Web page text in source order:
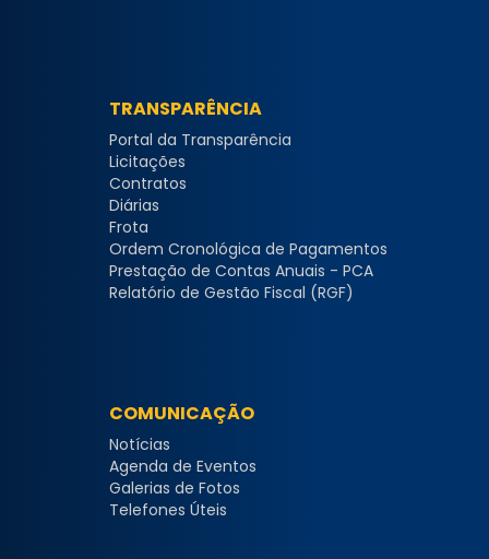
TRANSPARÊNCIA
Portal da Transparência
Licitações
Contratos
Diárias
Frota
Ordem Cronológica de Pagamentos
Prestação de Contas Anuais - PCA
Relatório de Gestão Fiscal (RGF)
COMUNICAÇÃO
Notícias
Agenda de Eventos
Galerias de Fotos
Telefones Úteis